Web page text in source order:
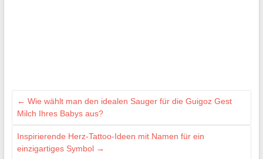
← Wie wählt man den idealen Sauger für die Guigoz Gest
Milch Ihres Babys aus?
Inspirierende Herz-Tattoo-Ideen mit Namen für ein
einzigartiges Symbol →